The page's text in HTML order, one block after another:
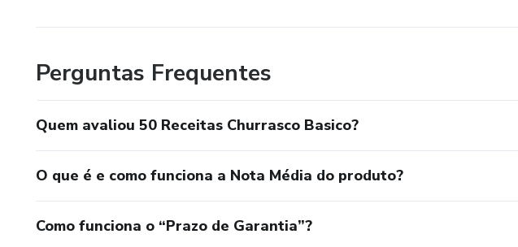
Perguntas Frequentes
Quem avaliou 50 Receitas Churrasco Basico?
O que é e como funciona a Nota Média do produto?
Como funciona o “Prazo de Garantia”?